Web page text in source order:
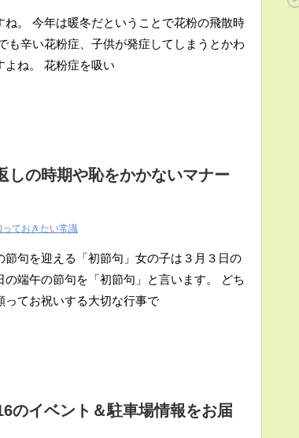
。 今年は暖冬だということで花粉の飛散時
も辛い花粉症、子供が発症してしまうとかわ
よね。 花粉症を吸い
しの時期や恥をかかないマナー
っておきたい常識
句を迎える「初節句」女の子は３月３日の
端午の節句を「初節句」と言います。 どち
ってお祝いする大切な行事で
のイベント＆駐車場情報をお届